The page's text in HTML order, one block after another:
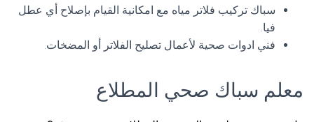
سباك تركيب فلاتر مياه مع امكانية القيام بإصلاح أي عطل
فيا.
فني ادوات صحية لأعمال تصليح الفلاتر أو المضخات.
معلم سباك صحي المطلاع